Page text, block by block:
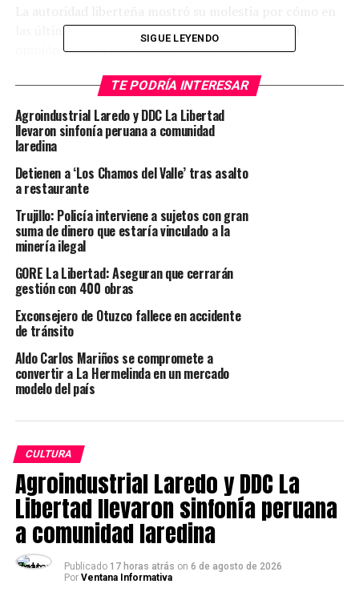
las últimas semanas su nombre salió a relucir a la
opinión pública imputándole estar envuelto en
determina la culpabilidad es el sistema de justicia. No las
personas ni los medios”, precisó.
Una de las pruebas que presentó fue un documento de
2024, en el que no figura ninguna reunión con el
el contrario, estuvo en la UCV, luego en Casa de
Gobierno poco después del mediodía y por la noche en
La Esperanza y su canal Cosmos TV.
Con esta evidencia desvirtuó la imputación sobre
negociación de obras del GORE. Ante su pedido al canal
Panamericana para rectificarse, tampoco ha sido
realizado pese a ser un compromiso del presidente de
ese directorio. “Con la información que les alcanzamos,
ellos aceptan que lo que dijeron no es cierto. Tengo que
Medidas correctivas
Respecto a los proyectos cuestionados como el corredor
vial de Huanchaco a Trujillo y el hospital de Virú, saludó
que la Fiscalía haya iniciado las investigaciones para
verificar si hubo alguna irregularidad. Mientras tanto, ha
separado a la gerente regional de Contrataciones, Elena
SIGUE LEYENDO
TE PODRÍA INTERESAR
Agroindustrial Laredo y DDC La Libertad
llevaron sinfonía peruana a comunidad
laredina
Detienen a ‘Los Chamos del Valle’ tras asalto
a restaurante
Trujillo: Policía interviene a sujetos con gran
suma de dinero que estaría vinculado a la
minería ilegal
GORE La Libertad: Aseguran que cerrarán
gestión con 400 obras
Exconsejero de Otuzco fallece en accidente
de tránsito
Aldo Carlos Mariños se compromete a
convertir a La Hermelinda en un mercado
modelo del país
CULTURA
Agroindustrial Laredo y DDC La
Libertad llevaron sinfonía peruana
a comunidad laredina
Publicado 17 horas atrás on 6 de agosto de 2026
Por Ventana Informativa